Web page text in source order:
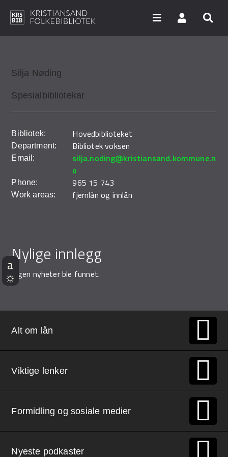
Arrangementer
Nyheter
Vi tilbyr
Søk i våre databaser
hovedinnhold
Silja Nøding
Spesialbibliotekar
Bibliotek: Hovedbiblioteket
Department: Bibliotek voksen
Email:
silja.noding@kristiansand.kommune.n
o
Phone: 965 15 743
Work areas: fjernlån og innlån
Nylige innlegg
Ingen nyheter ble funnet.
Alt om lån
Viktige lenker
Formidling og sosiale medier
Nyeste podkaster